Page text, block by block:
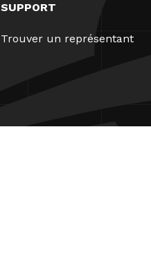
SUPPORT
Trouver un représentant